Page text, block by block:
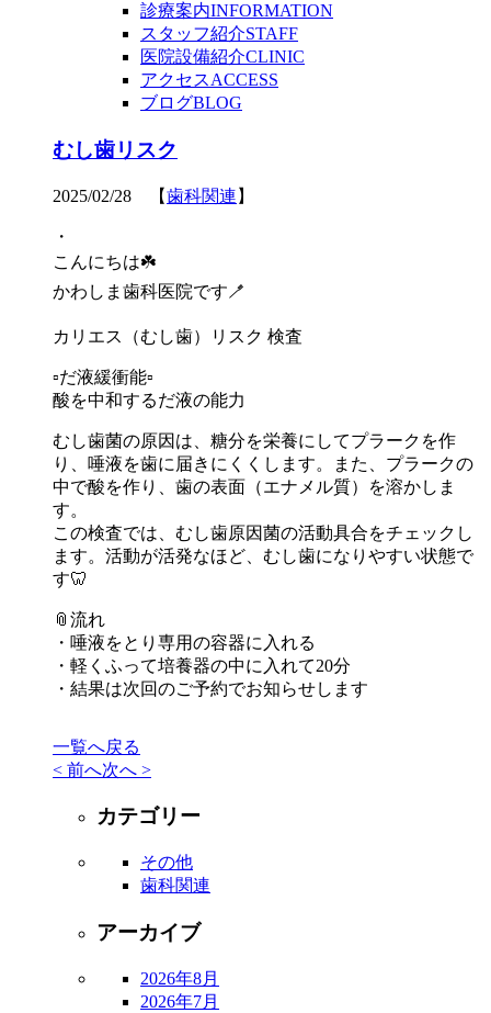
診療案内INFORMATION
スタッフ紹介STAFF
医院設備紹介CLINIC
アクセスACCESS
ブログBLOG
むし歯リスク
2025/02/28 【歯科関連 】
・
こんにちは☘️
かわしま歯科医院です🪥
カリエス（むし歯）リスク 検査
▫️だ液緩衝能▫️
酸を中和するだ液の能力
むし歯菌の原因は、糖分を栄養にしてプラークを作
り、唾液を歯に届きにくくします。また、プラークの
中で酸を作り、歯の表面（エナメル質）を溶かしま
す。
この検査では、むし歯原因菌の活動具合をチェックし
ます。活動が活発なほど、むし歯になりやすい状態で
す🦷
📎流れ
・唾液をとり専用の容器に入れる
・軽くふって培養器の中に入れて20分
・結果は次回のご予約でお知らせします
一覧へ戻る
< 前へ次へ >
カテゴリー
その他
歯科関連
アーカイブ
2026年8月
2026年7月